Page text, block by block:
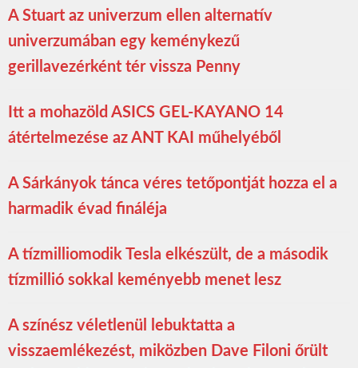
A Stuart az univerzum ellen alternatív
univerzumában egy keménykezű
gerillavezérként tér vissza Penny
Itt a mohazöld ASICS GEL-KAYANO 14
átértelmezése az ANT KAI műhelyéből
A Sárkányok tánca véres tetőpontját hozza el a
harmadik évad fináléja
A tízmilliomodik Tesla elkészült, de a második
tízmillió sokkal keményebb menet lesz
A színész véletlenül lebuktatta a
visszaemlékezést, miközben Dave Filoni őrült